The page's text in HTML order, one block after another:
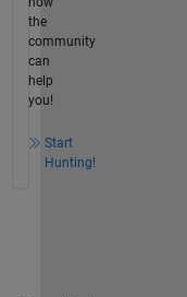
the
community
can
help
you!
Start
Hunting!